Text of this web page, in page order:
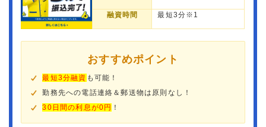
融資時間 最短3分※1
おすすめポイント
最短3分融資 も可能！
勤務先への電話連絡＆郵送物は原則なし！
30日間の利息が0円 ！